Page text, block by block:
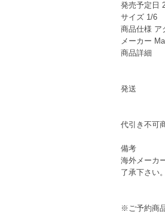
発売予定日
サイズ 1/6
商品仕様 ア
メーカー
商品詳細
発送
代引き不可
備考
海外メーカ
了承下さい。
※ご予約商